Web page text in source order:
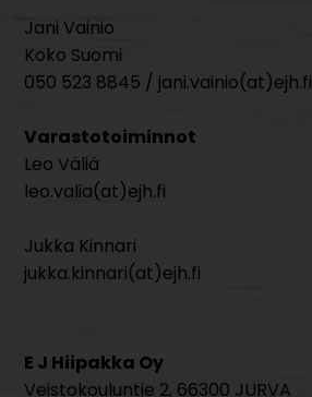
Jani Vainio
Koko Suomi
050 523 8845 / jani.vainio(at)ejh.fi
Varastotoiminnot
Leo Väliä
leo.valia(at)ejh.fi
Jukka Kinnari
jukka.kinnari(at)ejh.fi
E J Hiipakka Oy
Veistokouluntie 2, 66300 JURVA